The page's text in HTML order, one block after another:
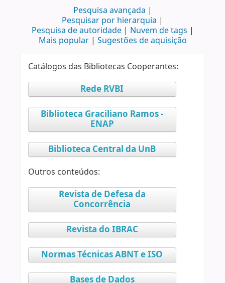
Pesquisa avançada
Pesquisar por hierarquia
Pesquisa de autoridade
Nuvem de tags
Mais popular
Sugestões de aquisição
Catálogos das Bibliotecas Cooperantes:
Rede RVBI
Biblioteca Graciliano Ramos -
ENAP
Biblioteca Central da UnB
Outros conteúdos:
Revista de Defesa da
Concorrência
Revista do IBRAC
Normas Técnicas ABNT e ISO
Bases de Dados